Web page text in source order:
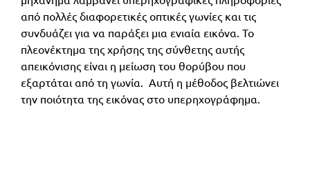
από πολλές διαφορετικές οπτικές γωνίες και τις
συνδυάζει για να παράξει μια ενιαία εικόνα. Το
πλεονέκτημα της χρήσης της σύνθετης αυτής
απεικόνισης είναι η μείωση του θορύβου που
εξαρτάται από τη γωνία. Αυτή η μέθοδος βελτιώνει
την ποιότητα της εικόνας στο υπερηχογράφημα.